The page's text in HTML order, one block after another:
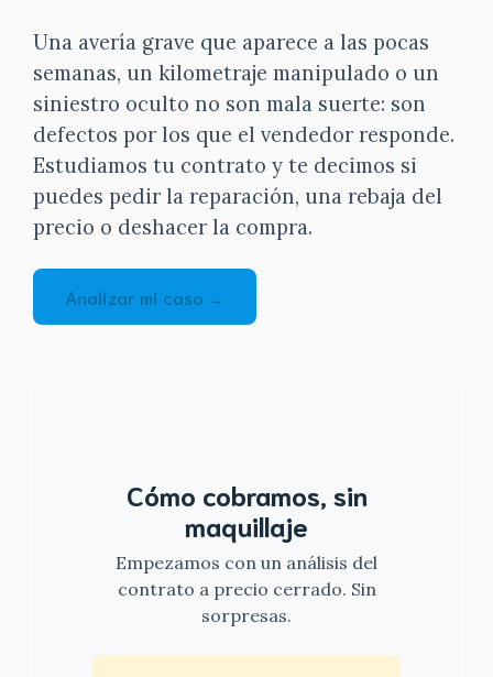
Una avería grave que aparece a las pocas
semanas, un kilometraje manipulado o un
siniestro oculto no son mala suerte: son
defectos por los que el vendedor responde.
Estudiamos tu contrato y te decimos si
puedes pedir la reparación, una rebaja del
precio o deshacer la compra.
Analizar mi caso →
Cómo cobramos, sin
maquillaje
Empezamos con un análisis del
contrato a precio cerrado. Sin
sorpresas.